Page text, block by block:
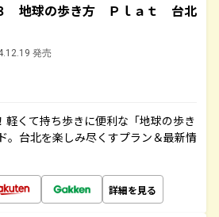
地球の歩き方 Ｐｌａｔ 台北
発売
軽くて持ち歩きに便利な「地球の歩き
。台北を楽しみ尽くすプラン＆最新情
詳細を見る